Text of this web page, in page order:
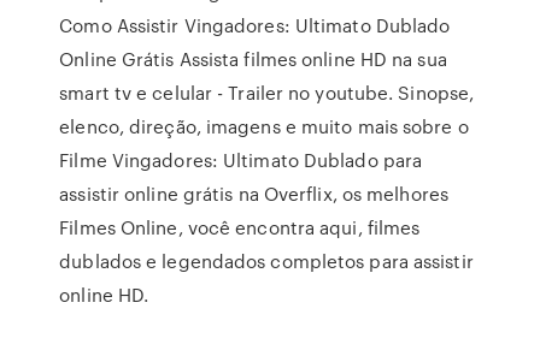
Como Assistir Vingadores: Ultimato Dublado
Online Grátis Assista filmes online HD na sua
smart tv e celular - Trailer no youtube. Sinopse,
elenco, direção, imagens e muito mais sobre o
Filme Vingadores: Ultimato Dublado para
assistir online grátis na Overflix, os melhores
Filmes Online, você encontra aqui, filmes
dublados e legendados completos para assistir
online HD.